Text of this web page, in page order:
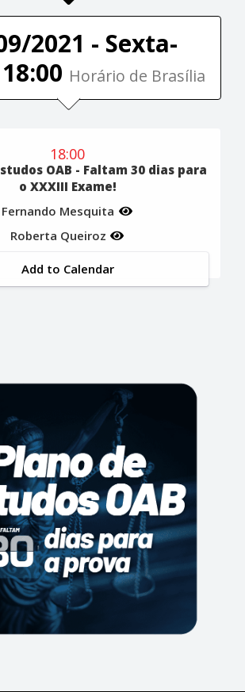
2021 - Sexta-
Horário de Brasília
18:00
OAB - Faltam 30 dias para
o XXXIII Exame!
Fernando Mesquita
Roberta Queiroz
Add to Calendar